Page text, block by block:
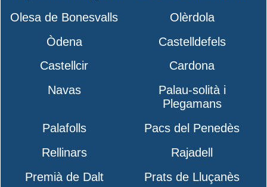
Olesa de Bonesvalls
Olèrdola
Òdena
Castelldefels
Castellcir
Cardona
Navas
Palau-solità i
Plegamans
Palafolls
Pacs del Penedès
Rellinars
Rajadell
Premià de Dalt
Prats de Lluçanès